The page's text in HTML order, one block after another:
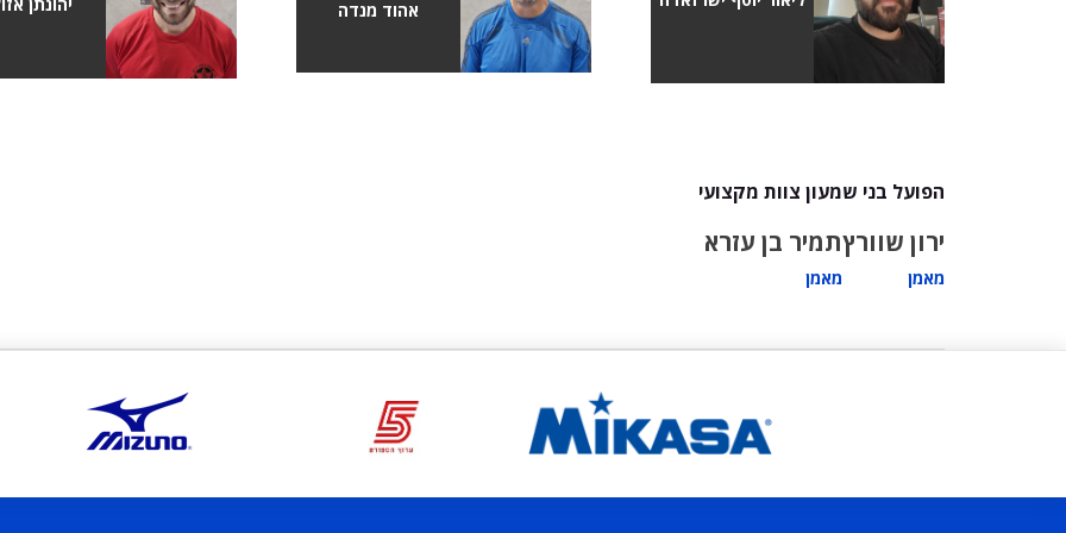
אהוד מנדה
הפועל בני שמעון צוות מקצועי
ירון שוורץ
מאמן
תמיר בן עזרא
מאמן